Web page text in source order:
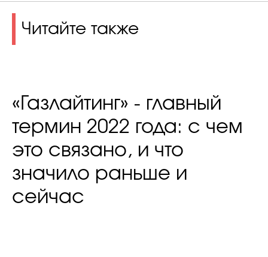
Читайте также
«Газлайтинг» - главный
термин 2022 года: с чем
это связано, и что
значило раньше и
сейчас